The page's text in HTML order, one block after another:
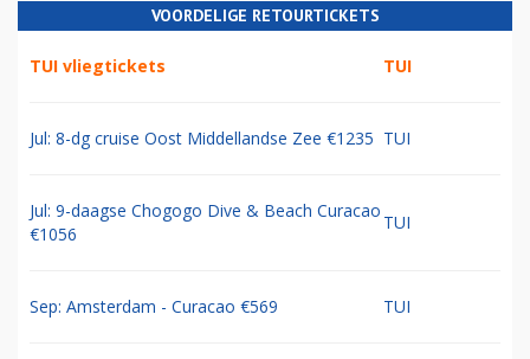
VOORDELIGE RETOURTICKETS
TUI vliegtickets TUI
Jul: 8-dg cruise Oost Middellandse Zee €1235 TUI
Jul: 9-daagse Chogogo Dive & Beach Curacao
€1056
TUI
Sep: Amsterdam - Curacao €569 TUI